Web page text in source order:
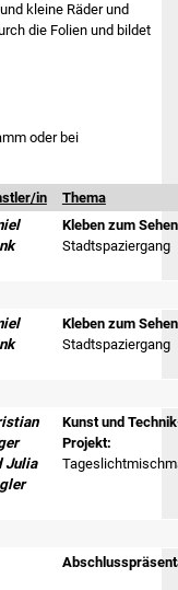
kleine Räder und
die Folien und bildet
oder bei
in
Thema
Kleben zum
Stadtspaziergang
Kleben zum
Stadtspaziergang
Julia
Kunst und
Projekt: